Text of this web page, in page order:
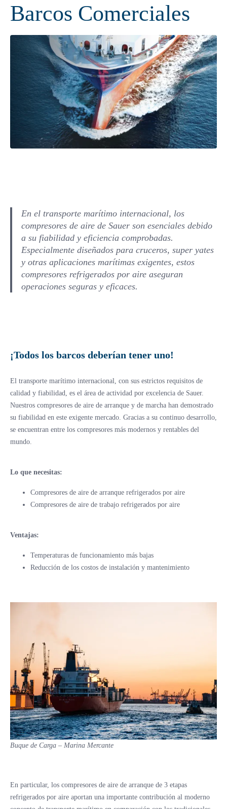
Barcos Comerciales
En el transporte marítimo internacional, los
compresores de aire de Sauer son esenciales debido
a su fiabilidad y eficiencia comprobadas.
Especialmente diseñados para cruceros, super yates
y otras aplicaciones marítimas exigentes, estos
compresores refrigerados por aire aseguran
operaciones seguras y eficaces.
¡Todos los barcos deberían tener uno!
El transporte marítimo internacional, con sus estrictos requisitos de
calidad y fiabilidad, es el área de actividad por excelencia de Sauer.
Nuestros compresores de aire de arranque y de marcha han demostrado
su fiabilidad en este exigente mercado. Gracias a su continuo desarrollo,
se encuentran entre los compresores más modernos y rentables del
mundo.
Lo que necesitas:
Compresores de aire de arranque refrigerados por aire
Compresores de aire de trabajo refrigerados por aire
Ventajas:
Temperaturas de funcionamiento más bajas
Reducción de los costos de instalación y mantenimiento
Buque de Carga – Marina Mercante
En particular, los compresores de aire de arranque de 3 etapas
refrigerados por aire aportan una importante contribución al moderno